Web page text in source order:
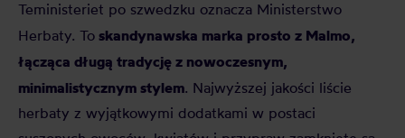
Teministeriet po szwedzku oznacza Ministerstwo
Herbaty. To skandynawska marka prosto z Malmo,
łącząca długą tradycję z nowoczesnym,
minimalistycznym stylem. Najwyższej jakości liście
herbaty z wyjątkowymi dodatkami w postaci